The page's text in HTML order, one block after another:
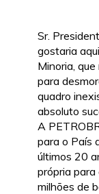
Sr.
gostaria
Minoria,
para
quadro
absoluto
A
para o País
últimos 20
própria para
milhões de